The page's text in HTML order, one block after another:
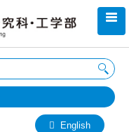
English